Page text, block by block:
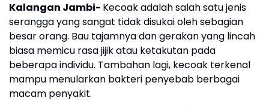
Kalangan Jambi- Kecoak adalah salah satu jenis
serangga yang sangat tidak disukai oleh sebagian
besar orang. Bau tajamnya dan gerakan yang lincah
biasa memicu rasa jijik atau ketakutan pada
beberapa individu. Tambahan lagi, kecoak terkenal
mampu menularkan bakteri penyebab berbagai
macam penyakit.